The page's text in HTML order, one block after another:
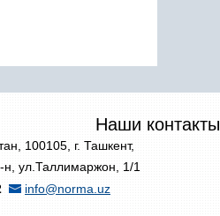
Наши контакты
100105, г. Ташкент,
ул.Таллимаржон, 1/1
info@norma.uz